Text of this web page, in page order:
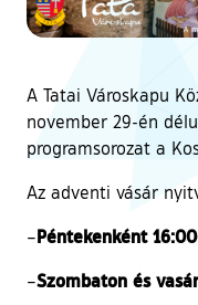
A Tatai Városkapu
november 29-én
programsorozat a
Az adventi vásár
–Péntekenként
–Szombaton és